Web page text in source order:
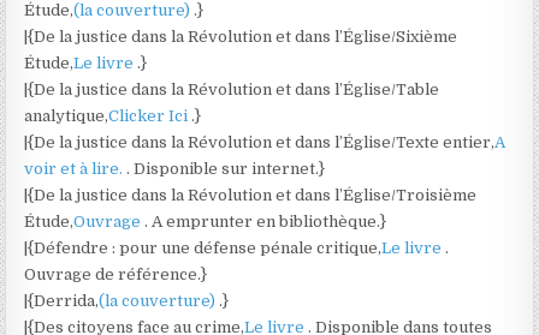
Étude,(la couverture).}
|{De la justice dans la Révolution et dans l’Église/Sixième
Étude,Le livre.}
|{De la justice dans la Révolution et dans l’Église/Table
analytique,Clicker Ici.}
|{De la justice dans la Révolution et dans l’Église/Texte entier,A
voir et à lire.. Disponible sur internet.}
|{De la justice dans la Révolution et dans l’Église/Troisième
Étude,Ouvrage. A emprunter en bibliothèque.}
|{Défendre : pour une défense pénale critique,Le livre.
Ouvrage de référence.}
|{Derrida,(la couverture).}
|{Des citoyens face au crime,Le livre. Disponible dans toutes